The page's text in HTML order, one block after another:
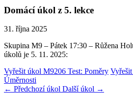
Domácí úkol z 5. lekce
31. října 2025
Skupina M9 – Pátek 17:30 – Růžena
úkolů je 5. 11. 2025:
Vyřešit úkol M9206 Test: Poměry
Úměrnosti
← Předchozí úkol Další úkol →